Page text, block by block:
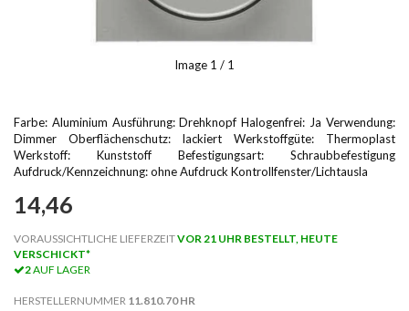
Image 1 / 1
Farbe: Aluminium Ausführung: Drehknopf Halogenfrei: Ja Verwendung:
Dimmer Oberflächenschutz: lackiert Werkstoffgüte: Thermoplast
Werkstoff: Kunststoff Befestigungsart: Schraubbefestigung
Aufdruck/Kennzeichnung: ohne Aufdruck Kontrollfenster/Lichtausla
14,46
VORAUSSICHTLICHE LIEFERZEITVOR 21 UHR BESTELLT, HEUTE
VERSCHICKT*
2AUF LAGER
HERSTELLERNUMMER 11.810.70 HR